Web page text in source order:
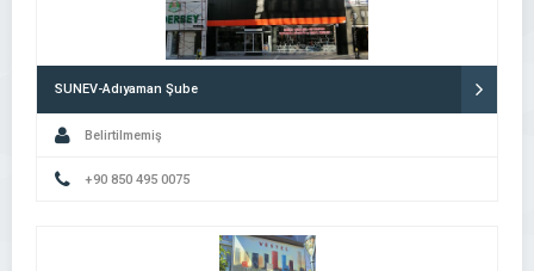
SUNEV-Adıyaman Şube
Belirtilmemiş
+90 850 495 0075